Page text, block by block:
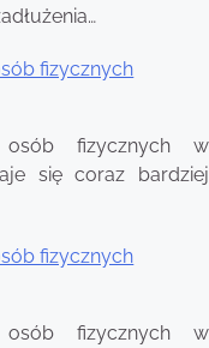
fizycznych
osób fizycznych w
się coraz bardziej
fizycznych
osób fizycznych w